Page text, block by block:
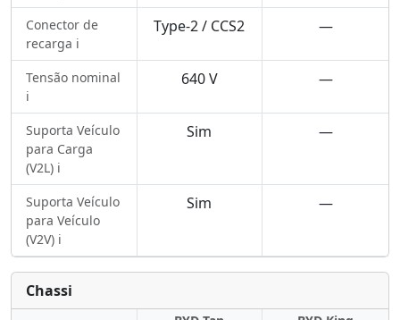
Conector de
recarga ℹ️
Type-2 / CCS2 —
Tensão nominal
ℹ️
640 V —
Suporta Veículo
para Carga
(V2L) ℹ️
Sim —
Suporta Veículo
para Veículo
(V2V) ℹ️
Sim —
Chassi